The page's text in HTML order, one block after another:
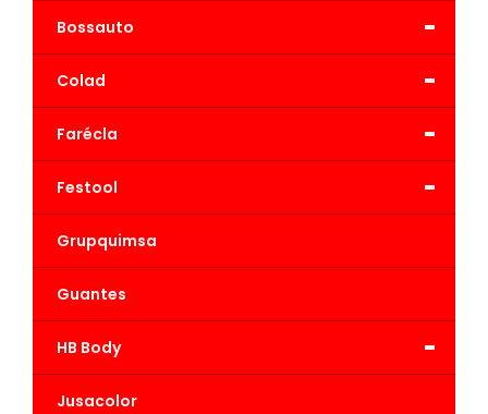
-
Bossauto
-
Colad
-
Farécla
-
Festool
Grupquimsa
Guantes
-
HB Body
Jusacolor